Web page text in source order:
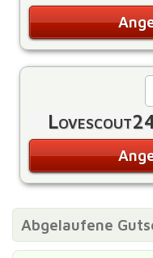
Abgelaufene